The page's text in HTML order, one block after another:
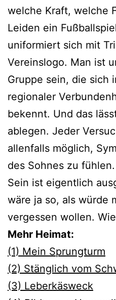
welche Kraft, welche
Leiden ein
uniformiert sich mit
Vereinslogo. Man ist
Gruppe sein, die sich
regionaler
bekennt. Und das
ablegen. Jeder
allenfalls möglich,
des Sohnes zu
Sein ist eigentlich
wäre ja so, als würde
vergessen wollen.
Mehr Heimat:
(1) Mein Sprungturm
(2) Stänglich vom
(3) Leberkäsweck